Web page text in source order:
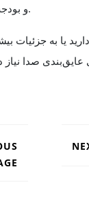
و.
یا به جزئیات
صدا نیاز